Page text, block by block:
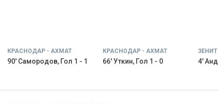
КРАСНОДАР - АХМАТ
90' Самородов, Гол 1 - 1
КРАСНОДАР - АХМАТ
66' Уткин, Гол 1 - 0 4'